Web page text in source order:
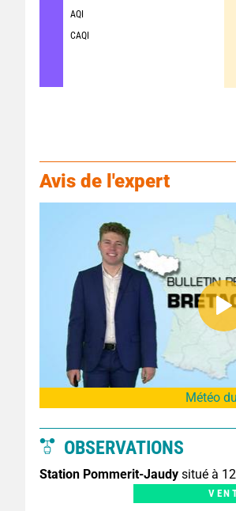
AQI
CAQI
Avis de l'expert
Météo
OBSERVATIONS
Station Pommerit-Jaudy situé à